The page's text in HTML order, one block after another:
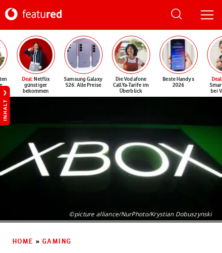
Deal: Netflix
günstiger
bekommen
Samsung Galaxy
S26: Alle Preise
Die Vodafone
CallYa-Tarife im
Überblick
Beste Handys
2026
Deal
bei
INHALT
©picture alliance/NurPhoto/Krystian Dobuszynski
HOME » GAMING